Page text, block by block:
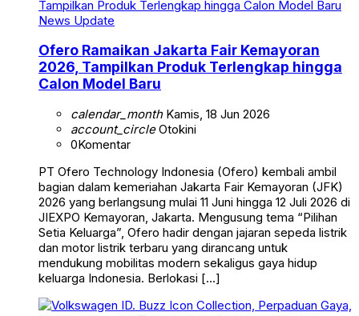
News Update
Ofero Ramaikan Jakarta Fair Kemayoran
2026, Tampilkan Produk Terlengkap hingga
Calon Model Baru
calendar_monthKamis, 18 Jun 2026
account_circleOtokini
0Komentar
PT Ofero Technology Indonesia (Ofero) kembali ambil
bagian dalam kemeriahan Jakarta Fair Kemayoran (JFK)
2026 yang berlangsung mulai 11 Juni hingga 12 Juli 2026 di
JIEXPO Kemayoran, Jakarta. Mengusung tema “Pilihan
Setia Keluarga”, Ofero hadir dengan jajaran sepeda listrik
dan motor listrik terbaru yang dirancang untuk
mendukung mobilitas modern sekaligus gaya hidup
keluarga Indonesia. Berlokasi […]